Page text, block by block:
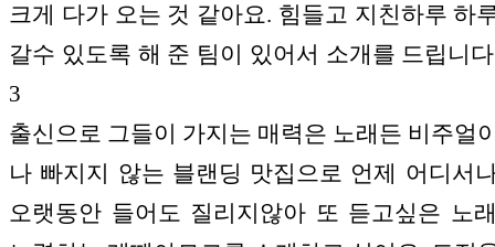
크게 다가 오는 것 같아요. 힘들고 지친하루 하
갈수 있도록 해 준 팀이 있어서 소개를 드립니
3
출신으로 그들이 가지는 매력은 노래든 비주얼
나 빠지지 않는 블랜딩 맛집으로 언제 어디서
오랫동안 들어도 질리지않아 또 듣고싶은 노